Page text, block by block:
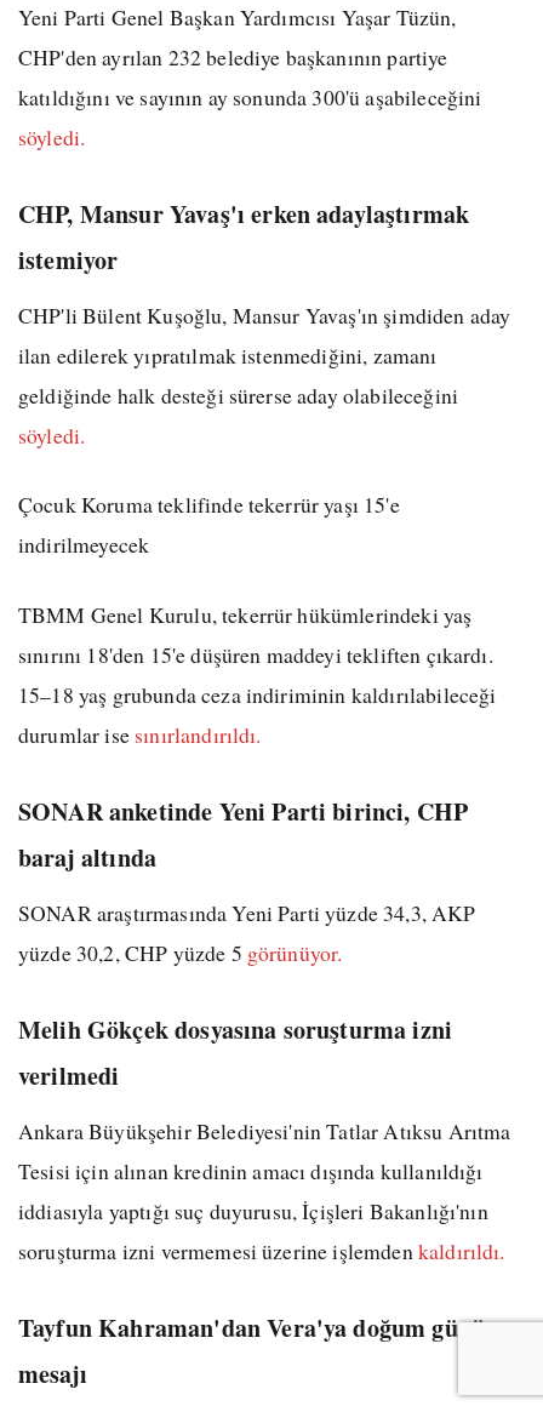
Yeni Parti Genel Başkan Yardımcısı Yaşar Tüzün,
CHP'den ayrılan 232 belediye başkanının partiye
katıldığını ve sayının ay sonunda 300'ü aşabileceğini
söyledi.
CHP, Mansur Yavaş'ı erken adaylaştırmak
istemiyor
CHP'li Bülent Kuşoğlu, Mansur Yavaş'ın şimdiden aday
ilan edilerek yıpratılmak istenmediğini, zamanı
geldiğinde halk desteği sürerse aday olabileceğini
söyledi.
Çocuk Koruma teklifinde tekerrür yaşı 15'e
indirilmeyecek
TBMM Genel Kurulu, tekerrür hükümlerindeki yaş
sınırını 18'den 15'e düşüren maddeyi tekliften çıkardı.
15–18 yaş grubunda ceza indiriminin kaldırılabileceği
durumlar ise sınırlandırıldı.
SONAR anketinde Yeni Parti birinci, CHP
baraj altında
SONAR araştırmasında Yeni Parti yüzde 34,3, AKP
yüzde 30,2, CHP yüzde 5 görünüyor.
Melih Gökçek dosyasına soruşturma izni
verilmedi
Ankara Büyükşehir Belediyesi'nin Tatlar Atıksu Arıtma
Tesisi için alınan kredinin amacı dışında kullanıldığı
iddiasıyla yaptığı suç duyurusu, İçişleri Bakanlığı'nın
soruşturma izni vermemesi üzerine işlemdenkaldırıldı.
Tayfun Kahraman'dan Vera'ya doğum günü
mesajı